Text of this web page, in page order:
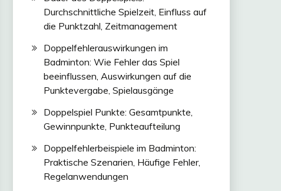
Durchschnittliche Spielzeit, Einfluss auf
die Punktzahl, Zeitmanagement
Doppelfehlerauswirkungen im
Badminton: Wie Fehler das Spiel
beeinflussen, Auswirkungen auf die
Punktevergabe, Spielausgänge
Doppelspiel Punkte: Gesamtpunkte,
Gewinnpunkte, Punkteaufteilung
Doppelfehlerbeispiele im Badminton:
Praktische Szenarien, Häufige Fehler,
Regelanwendungen